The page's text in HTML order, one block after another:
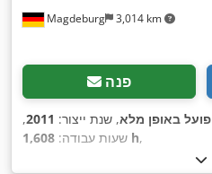
Magdeburg 3,014 km
פנה
פועל באופן מלא, שנת ייצור: 2011
,
שעות עבודה: 1,608 h,